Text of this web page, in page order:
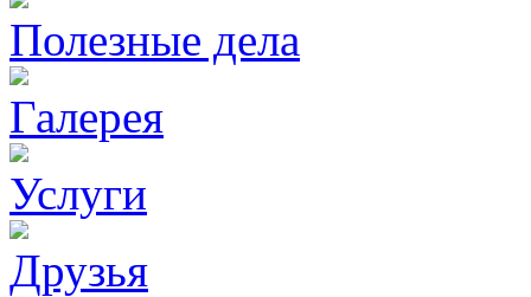
Полезные дела
Галерея
Услуги
Друзья